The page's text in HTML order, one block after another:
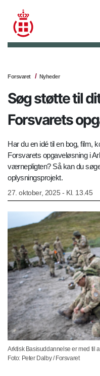
Forsvaret Nyheder
Søg støtte til
Forsvarets
Har du en idé til en bog, film,
Forsvarets opgaveløsning i
værnepligten? Så kan du
oplysningsprojekt.
27. oktober, 2025 - Kl. 13.45
Arktisk Basisuddannelse er med til
Foto: Peter Dalby / Forsvaret